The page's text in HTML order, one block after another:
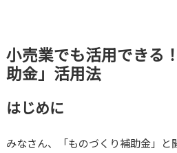
小売業でも活用できる
助金」活用法
はじめに
みなさん、「ものづくり補助金」と